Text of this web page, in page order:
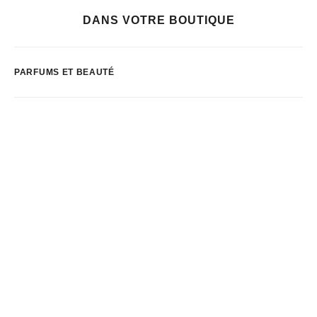
DANS VOTRE BOUTIQUE
PARFUMS ET BEAUTÉ